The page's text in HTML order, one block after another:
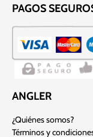
PAGOS
ANGLER
¿Quiénes somos?
Términos y